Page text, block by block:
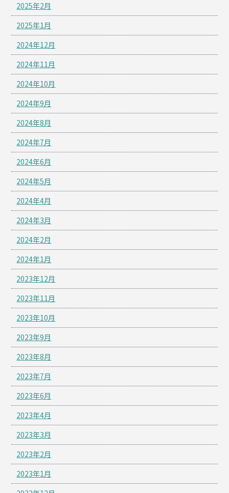
2025年2月
2025年1月
2024年12月
2024年11月
2024年10月
2024年9月
2024年8月
2024年7月
2024年6月
2024年5月
2024年4月
2024年3月
2024年2月
2024年1月
2023年12月
2023年11月
2023年10月
2023年9月
2023年8月
2023年7月
2023年6月
2023年4月
2023年3月
2023年2月
2023年1月